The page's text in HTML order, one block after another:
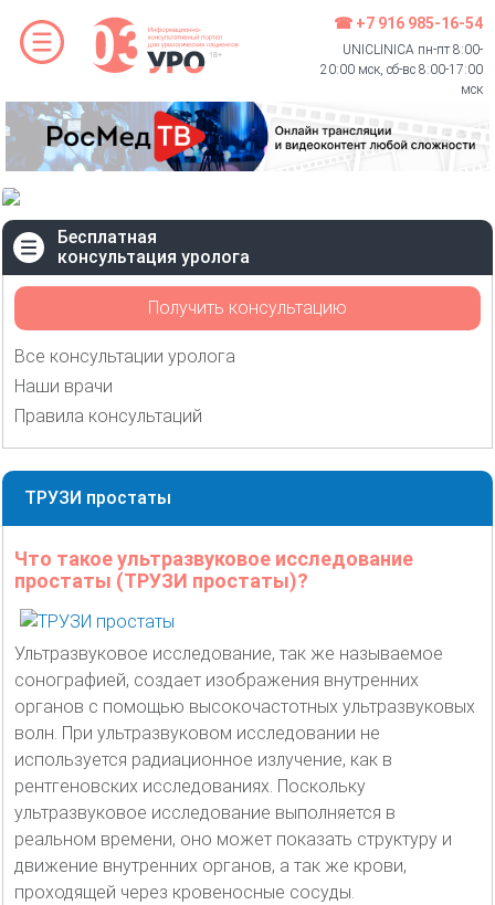
☎ +7 916 985-16-54
UNICLINICA пн-пт 8:00-
20:00 мск, сб-вс 8:00-17:00
мск
Бесплатная
консультация уролога
Получить консультацию
Все консультации уролога
Наши врачи
Правила консультаций
ТРУЗИ простаты
Что такое ультразвуковое исследование
простаты (ТРУЗИ простаты)?
Ультразвуковое исследование, так же называемое
сонографией, создает изображения внутренних
органов с помощью высокочастотных ультразвуковых
волн. При ультразвуковом исследовании не
используется радиационное излучение, как в
рентгеновских исследованиях. Поскольку
ультразвуковое исследование выполняется в
реальном времени, оно может показать структуру и
движение внутренних органов, а так же крови,
проходящей через кровеносные сосуды.